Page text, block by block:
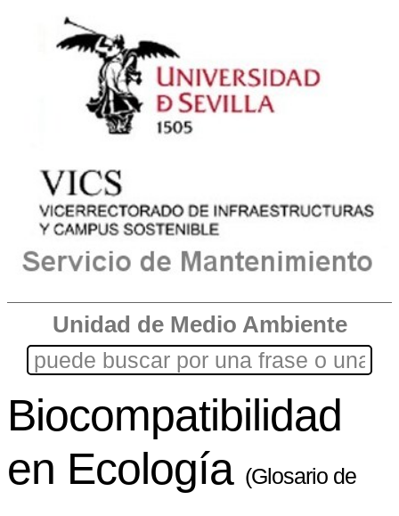
Unidad de Medio Ambiente
Biocompatibilidad
en Ecología (Glosario de